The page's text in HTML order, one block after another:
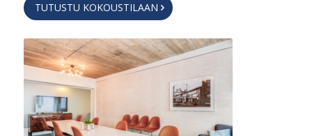
TUTUSTU KOKOUSTILAAN